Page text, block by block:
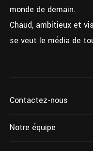
monde de demain.
Chaud, ambitieux et
se veut le média de
Contactez-nous
Notre équipe